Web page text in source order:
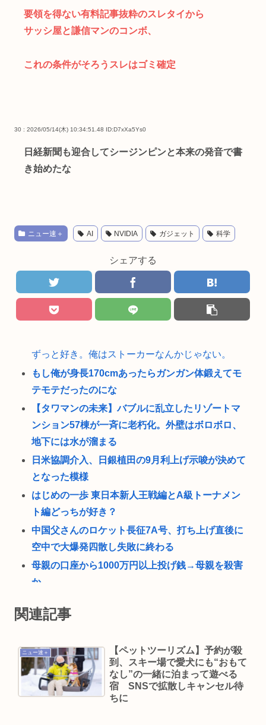
要領を得ない有料記事抜粋のスレタイから
サッシ屋と謙信マンのコンボ、
これの条件がそろうスレはゴミ確定
30 : 2026/05/14(木) 10:34:51.48 ID:D7xXa5Ys0
日経新聞も迎合してシージンピンと本来の発音で書
き始めたな
ニュー速＋ AI NVIDIA ガジェット 科学
シェアする
ずっと好き。俺はストーカーなんかじゃない。
もし俺が身長170cmあったらガンガン体鍛えてモ
テモテだったのにな
【タワマンの未来】バブルに乱立したリゾートマ
ンション57棟が一斉に老朽化。外壁はボロボロ、
地下には水が溜まる
日米協調介入、日銀植田の9月利上げ示唆が決めて
となった模様
はじめの一歩 東日本新人王戦編とA級トーナメン
ト編どっちが好き？
中国父さんのロケット長征7A号、打ち上げ直後に
空中で大爆発四散し失敗に終わる
母親の口座から1000万円以上投げ銭→母親を殺害
か
の抜け殻を見て深い事を言ってファン絶賛が集ま
マツコ、太った理由をついに自覚 「おかしいなと
思ってたのよ、なんで？って」
「黒瀬深」「テキサス親父」消えたネトウヨ論客
関連記事
ニュー速＋
【ペットツーリズム】予約が殺
到、スキー場で愛犬にも“おもて
なし”の一緒に泊まって遊べる
宿 SNSで拡散しキャンセル待
ちに